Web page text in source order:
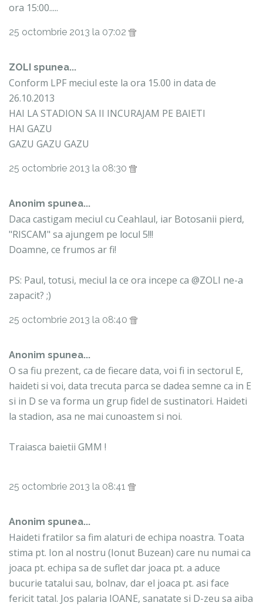
ora 15:00.....
25 octombrie 2013 la 07:02
ZOLI spunea...
Conform LPF meciul este la ora 15.00 in data de
26.10.2013
HAI LA STADION SA II INCURAJAM PE BAIETI
HAI GAZU
GAZU GAZU GAZU
25 octombrie 2013 la 08:30
Anonim spunea...
Daca castigam meciul cu Ceahlaul, iar Botosanii pierd,
"RISCAM" sa ajungem pe locul 5!!!
Doamne, ce frumos ar fi!
PS: Paul, totusi, meciul la ce ora incepe ca @ZOLI ne-a
zapacit? ;)
25 octombrie 2013 la 08:40
Anonim spunea...
O sa fiu prezent, ca de fiecare data, voi fi in sectorul E,
haideti si voi, data trecuta parca se dadea semne ca in E
si in D se va forma un grup fidel de sustinatori. Haideti
la stadion, asa ne mai cunoastem si noi.
Traiasca baietii GMM !
25 octombrie 2013 la 08:41
Anonim spunea...
Haideti fratilor sa fim alaturi de echipa noastra. Toata
stima pt. Ion al nostru (Ionut Buzean) care nu numai ca
joaca pt. echipa sa de suflet dar joaca pt. a aduce
bucurie tatalui sau, bolnav, dar el joaca pt. asi face
fericit tatal. Jos palaria IOANE, sanatate si D-zeu sa aiba